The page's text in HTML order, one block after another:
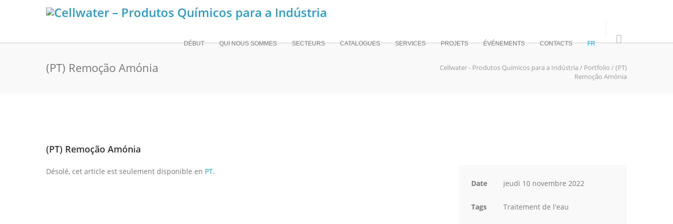
DÉBUT QUI NOUS SOMMES SECTEURS CATALOGUES SERVICES PROJETS ÉVÉNEMENTS CONTACTS FR
(PT) Remoção Amónia Cellwater - Produtos Químicos para a Indústria / Portfolio /(PT)
Remoção Amónia
(PT) Remoção Amónia
Désolé, cet article est seulement disponible en PT.
Date
jeudi 10 novembre 2022
Tags Traitement de l'eau